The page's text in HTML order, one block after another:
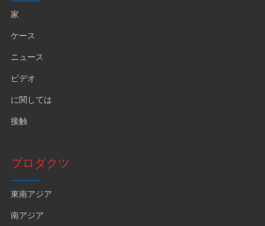
家
ケース
ニュース
ビデオ
に関しては
接触
プロダクツ
東南アジア
南アジア